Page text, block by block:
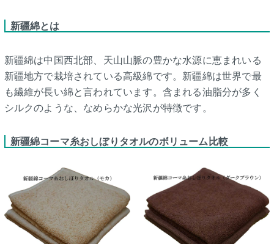
新疆綿とは
新疆綿は中国西北部、天山山脈の豊かな水源に恵まれいる
新疆地方で栽培されている高級綿です。新疆綿は世界で最
も繊維が長い綿と言われています。含まれる油脂分が多く
シルクのような、なめらかな光沢が特徴です。
新疆綿コーマ糸おしぼりタオルのボリューム比較